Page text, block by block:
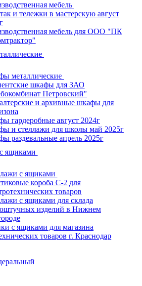
мебель
и тележки в мастерскую август
мебель для ООО "ПК
металлические
шкафы для ЗАО
Петровский"
и архивные шкафы для
гардеробные август 2024г
и стеллажи для школы май 2025г
раздевальные апрель 2025г
ящиками
с ящиками
короба С-2 для
товаров
с ящиками для склада
изделий в Нижнем
с ящиками для магазина
товаров г. Краснодар